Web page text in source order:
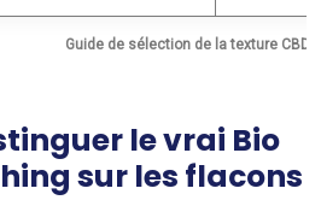
Guide de sélection de la texture CBD
le vrai Bio
sur les flacons